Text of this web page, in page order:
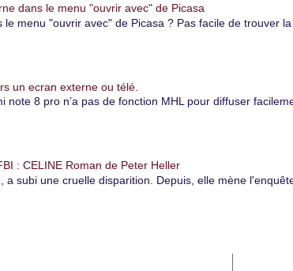
dans le menu "ouvrir avec" de Picasa
menu "ouvrir avec" de Picasa ? Pas facile de trouver la
un ecran externe ou télé.
8 pro n’a pas de fonction MHL pour diffuser
: CELINE Roman de Peter Heller
subi une cruelle disparition. Depuis, elle mène